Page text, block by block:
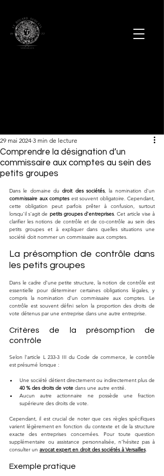
Comprendre la désignation d’un
commissaire aux comptes au sein des
petits groupes
29 mai 2024 3 min de lecture
Dans le domaine du droit des sociétés
commissaire aux comptes est souvent obligatoire. Cependant,
cette obligation peut parfois prêter à confusion, surtout
lorsqu'il s'agit de petits groupes d'entreprises. Cet article vise à
clarifier les notions de contrôle et de co-contrôle au sein des
petits groupes et à expliquer dans quelles situations une
société doit nommer un commissaire aux comptes.
La présomption de contrôle dans
les petits groupes
Dans le cadre d’une petite structure, la notion de contrôle est
essentielle pour déterminer certaines obligations légales, y
compris la nomination d’un commissaire aux comptes. Le
contrôle est souvent défini selon la proportion des droits de
vote détenus par une entreprise dans une autre entreprise.
Critères de la présomption de
contrôle
Selon l'article L 233-3 III du Code de commerce, le contrôle
est présumé lorsque :
40 % des droits de vote dans une autre entité.
Aucun autre actionnaire ne possède une fraction
supérieure des droits de vote.
Cependant, il est crucial de noter que ces règles spécifiques
varient légèrement en fonction du contexte et de la structure
exacte des entreprises concernées. Pour toute question
supplémentaire ou assistance personnalisée, n’hésitez pas à
consulter un avocat expert en droit des sociétés à Versailles.
Exemple pratique